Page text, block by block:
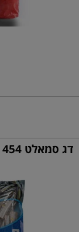
דג סמאלט 454 גרם 小鱼454克